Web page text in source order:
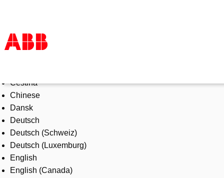
Products & Solutions
Industries
Services
About us
Where to buy
Contact us
Careers
Čeština
Chinese
Dansk
Deutsch
Deutsch (Schweiz)
Deutsch (Luxemburg)
English
English (Canada)